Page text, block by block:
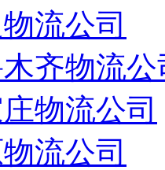
流公司
木齐物流
物流公司
流公司